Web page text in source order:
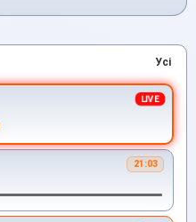
Усі
21:03